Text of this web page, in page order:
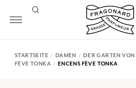
STARTSEITE DAMEN DER GARTEN
FÈVE TONKA
ENCENS FÈVE TONKA